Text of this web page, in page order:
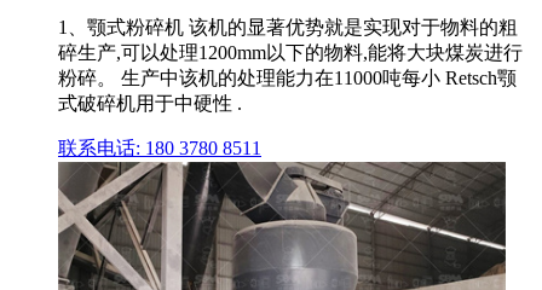
1、颚式粉碎机 该机的显著优势就是实现对于物料的粗
碎生产,可以处理1200mm以下的物料,能将大块煤炭进行
粉碎。 生产中该机的处理能力在11000吨每小 Retsch颚
式破碎机用于中硬性 .
联系电话: 180 3780 8511